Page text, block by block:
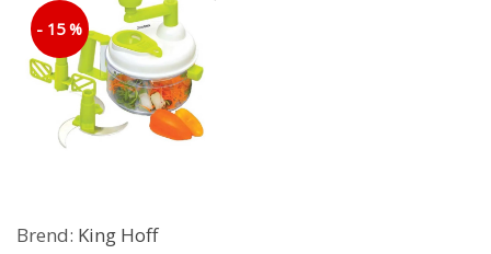
- 15 %
Brend: King Hoff